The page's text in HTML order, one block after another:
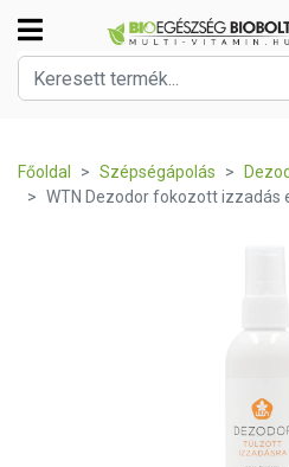
Főoldal Szépségápolás
WTN Dezodor fokozott izzadás